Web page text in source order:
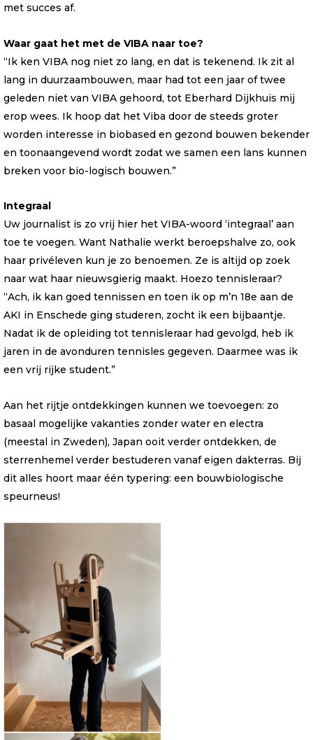
met succes af.
Waar gaat het met de VIBA naar toe?
“Ik ken VIBA nog niet zo lang, en dat is tekenend. Ik zit al
lang in duurzaambouwen, maar had tot een jaar of twee
geleden niet van VIBA gehoord, tot Eberhard Dijkhuis mij
erop wees. Ik hoop dat het Viba door de steeds groter
worden interesse in biobased en gezond bouwen bekender
en toonaangevend wordt zodat we samen een lans kunnen
breken voor bio-logisch bouwen.”
Integraal
Uw journalist is zo vrij hier het VIBA-woord ‘integraal’ aan
toe te voegen. Want Nathalie werkt beroepshalve zo, ook
haar privéleven kun je zo benoemen. Ze is altijd op zoek
naar wat haar nieuwsgierig maakt. Hoezo tennisleraar?
“Ach, ik kan goed tennissen en toen ik op m’n 18e aan de
AKI in Enschede ging studeren, zocht ik een bijbaantje.
Nadat ik de opleiding tot tennisleraar had gevolgd, heb ik
jaren in de avonduren tennisles gegeven. Daarmee was ik
een vrij rijke student.”
Aan het rijtje ontdekkingen kunnen we toevoegen: zo
basaal mogelijke vakanties zonder water en electra
(meestal in Zweden), Japan ooit verder ontdekken, de
sterrenhemel verder bestuderen vanaf eigen dakterras. Bij
dit alles hoort maar één typering: een bouwbiologische
speurneus!